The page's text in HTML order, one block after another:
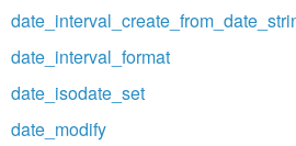
date_interval_format
date_isodate_set
date_modify